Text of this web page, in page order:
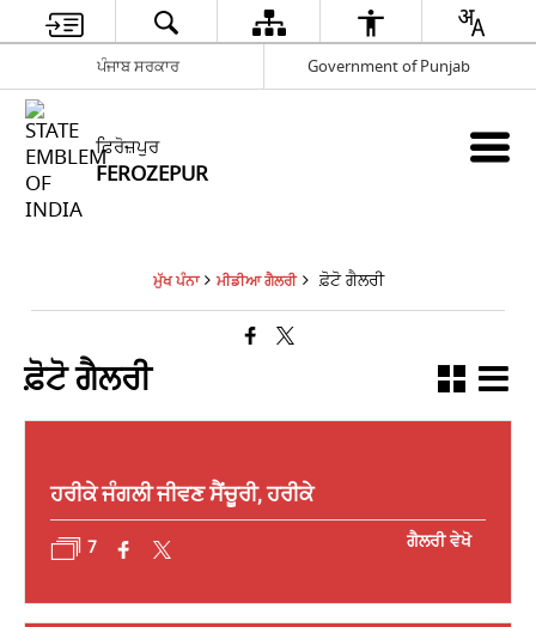
ਪੰਜਾਬ ਸਰਕਾਰ Government of Punjab
ਫ਼ਿਰੋਜ਼ਪੁਰ
FEROZEPUR
ਮੁੱਖ ਪੰਨਾ ਮੀਡੀਆ ਗੈਲਰੀ ਫ਼ੋਟੋ ਗੈਲਰੀ
ਫ਼ੋਟੋ ਗੈਲਰੀ
ਹਰੀਕੇ ਜੰਗਲੀ ਜੀਵਣ ਸੈਂਚੂਰੀ, ਹਰੀਕੇ
7 ਗੈਲਰੀ ਵੇਖੋ